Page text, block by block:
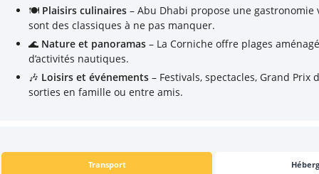
🍽 Plaisirs culinaires – Abu Dhabi propose une
sont des classiques à ne pas manquer.
🌊 Nature et panoramas – La Corniche offre plages
d’activités nautiques.
🎶 Loisirs et événements – Festivals, spectacles, Grand
sorties en famille ou entre amis.
Transport